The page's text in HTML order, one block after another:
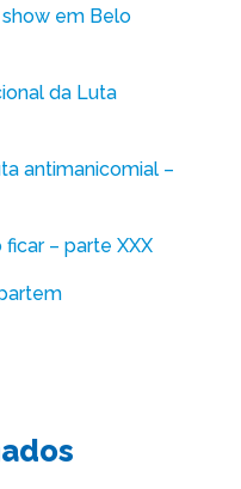
em Belo
da Luta
antimanicomial –
– parte XXX